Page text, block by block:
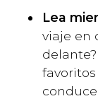
Lea
viaje en